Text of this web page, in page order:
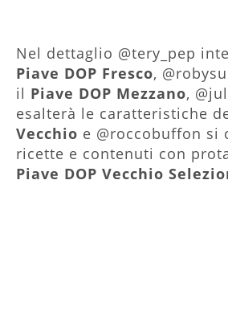
Nel dettaglio @tery_pep
Piave DOP Fresco,
il Piave DOP Mezzano,
esalterà le caratteristiche
Vecchio e @roccobuffon si
ricette e contenuti con
Piave DOP Vecchio